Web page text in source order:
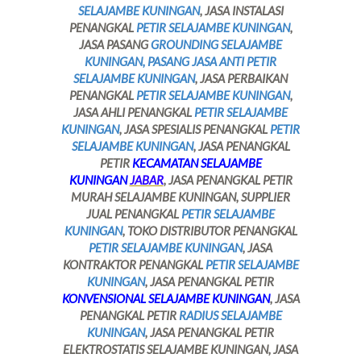
SELAJAMBE KUNINGAN, JASA INSTALASI
PENANGKAL PETIR SELAJAMBE KUNINGAN,
JASA PASANGGROUNDING SELAJAMBE
KUNINGAN, PASANG JASA ANTI PETIR
SELAJAMBE KUNINGAN, JASA PERBAIKAN
PENANGKAL PETIR SELAJAMBE KUNINGAN,
JASA AHLI PENANGKAL PETIR SELAJAMBE
KUNINGAN, JASA SPESIALIS PENANGKAL PETIR
SELAJAMBE KUNINGAN, JASA PENANGKAL
PETIR KECAMATAN SELAJAMBE
KUNINGANJABAR, JASA PENANGKAL PETIR
MURAH SELAJAMBE KUNINGAN, SUPPLIER
JUAL PENANGKAL PETIR SELAJAMBE
KUNINGAN, TOKO DISTRIBUTOR PENANGKAL
PETIR SELAJAMBE KUNINGAN, JASA
KONTRAKTOR PENANGKAL PETIR SELAJAMBE
KUNINGAN, JASA PENANGKAL PETIR
KONVENSIONAL SELAJAMBE KUNINGAN, JASA
PENANGKAL PETIR RADIUS SELAJAMBE
KUNINGAN, JASA PENANGKAL PETIR
ELEKTROSTATIS SELAJAMBE KUNINGAN, JASA